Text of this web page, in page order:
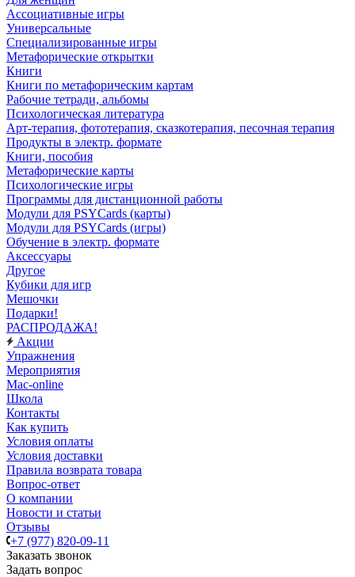
Ассоциативные игры
Универсальные
Специализированные игры
Метафорические открытки
Книги
Книги по метафорическим картам
Рабочие тетради, альбомы
Психологическая литература
Арт-терапия, фототерапия, сказкотерапия, песочная терапия
Продукты в электр. формате
Книги, пособия
Метафорические карты
Психологические игры
Программы для дистанционной работы
Модули для PSYCards (карты)
Модули для PSYCards (игры)
Обучение в электр. формате
Аксессуары
Другое
Кубики для игр
Мешочки
Подарки!
РАСПРОДАЖА!
Акции
Упражнения
Мероприятия
Mac-online
Школа
Контакты
Как купить
Условия оплаты
Условия доставки
Правила возврата товара
Вопрос-ответ
О компании
Новости и статьи
Отзывы
+7 (977) 820-09-11
Заказать звонок
Задать вопрос